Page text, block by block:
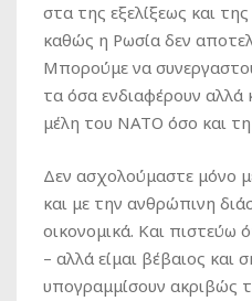
στα της εξελίξεως και
καθώς η Ρωσία δεν
Μπορούμε να
τα όσα ενδιαφέρουν
μέλη του ΝΑΤΟ όσο και
Δεν ασχολούμαστε μόνο
και με την ανθρώπινη
οικονομικά. Και πιστεύω
– αλλά είμαι βέβαιος και
υπογραμμίσουν ακριβώς